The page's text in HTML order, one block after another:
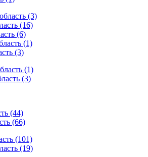
(3)
(16)
(6)
(1)
(3)
(1)
(3)
(44)
(66)
(101)
(19)